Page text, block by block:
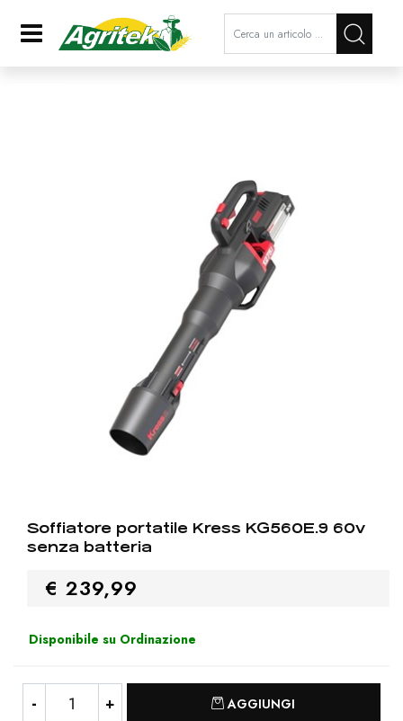
Open La modifica di un filtro
Soffiatore portatile Kress KG560E.9 60v
senza batteria
€ 239,99
Disponibile su Ordinazione
AGGIUNGI